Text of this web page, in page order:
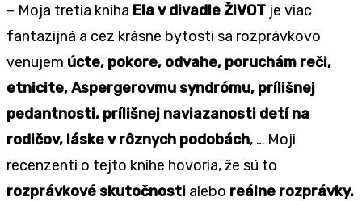
– Moja tretia kniha Ela v divadle ŽIVOT je viac
fantazijná a cez krásne bytosti sa rozprávkovo
venujem úcte, pokore, odvahe, poruchám reči,
etnicite, Aspergerovmu syndrómu, prílišnej
pedantnosti, prílišnej naviazanosti detí na
rodičov, láske v rôznych podobách, … Moji
recenzenti o tejto knihe hovoria, že sú to
rozprávkové skutočnosti alebo reálne rozprávky.